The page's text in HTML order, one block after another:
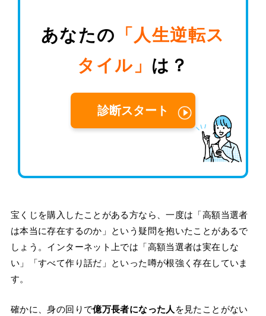
あなたの 「人生逆転ス
タイル」 は？
診断スタート
宝くじを購入したことがある方なら、一度は「高額当選者
は本当に存在するのか」という疑問を抱いたことがあるで
しょう。インターネット上では「高額当選者は実在しな
い」「すべて作り話だ」といった噂が根強く存在していま
す。
確かに、身の回りで億万長者になった人 を見たことがない